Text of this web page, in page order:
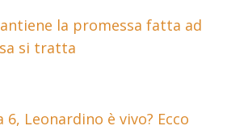
la promessa fatta ad
si tratta
Leonardino è vivo? Ecco